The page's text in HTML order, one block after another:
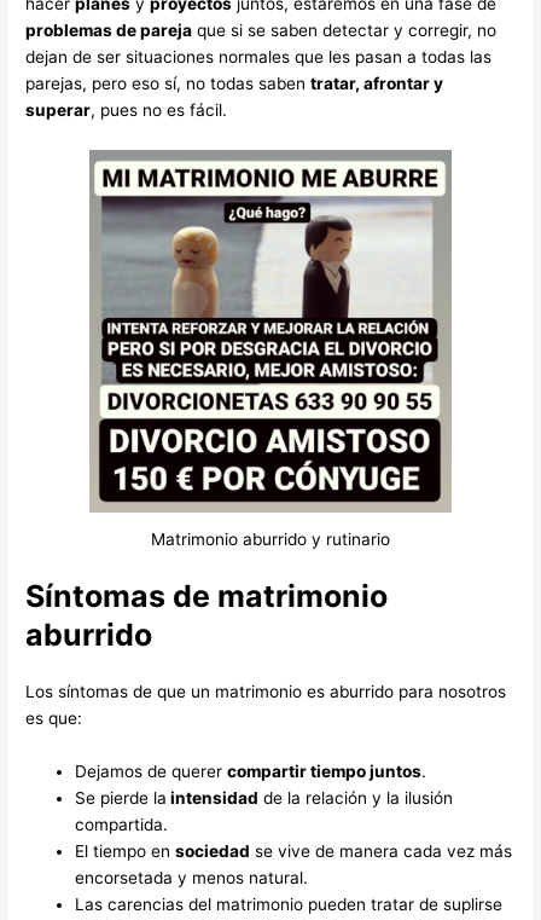
problemas de pareja que si se saben detectar y corregir, no
dejan de ser situaciones normales que les pasan a todas las
parejas, pero eso sí, no todas sabentratar, afrontar y
superar, pues no es fácil.
Matrimonio aburrido y rutinario
Síntomas de matrimonio
aburrido
Los síntomas de que un matrimonio es aburrido para nosotros
es que:
Dejamos de querercompartir tiempo juntos.
Se pierde la intensidad de la relación y la ilusión
compartida.
El tiempo ensociedad se vive de manera cada vez más
encorsetada y menos natural.
Las carencias del matrimonio pueden tratar de suplirse